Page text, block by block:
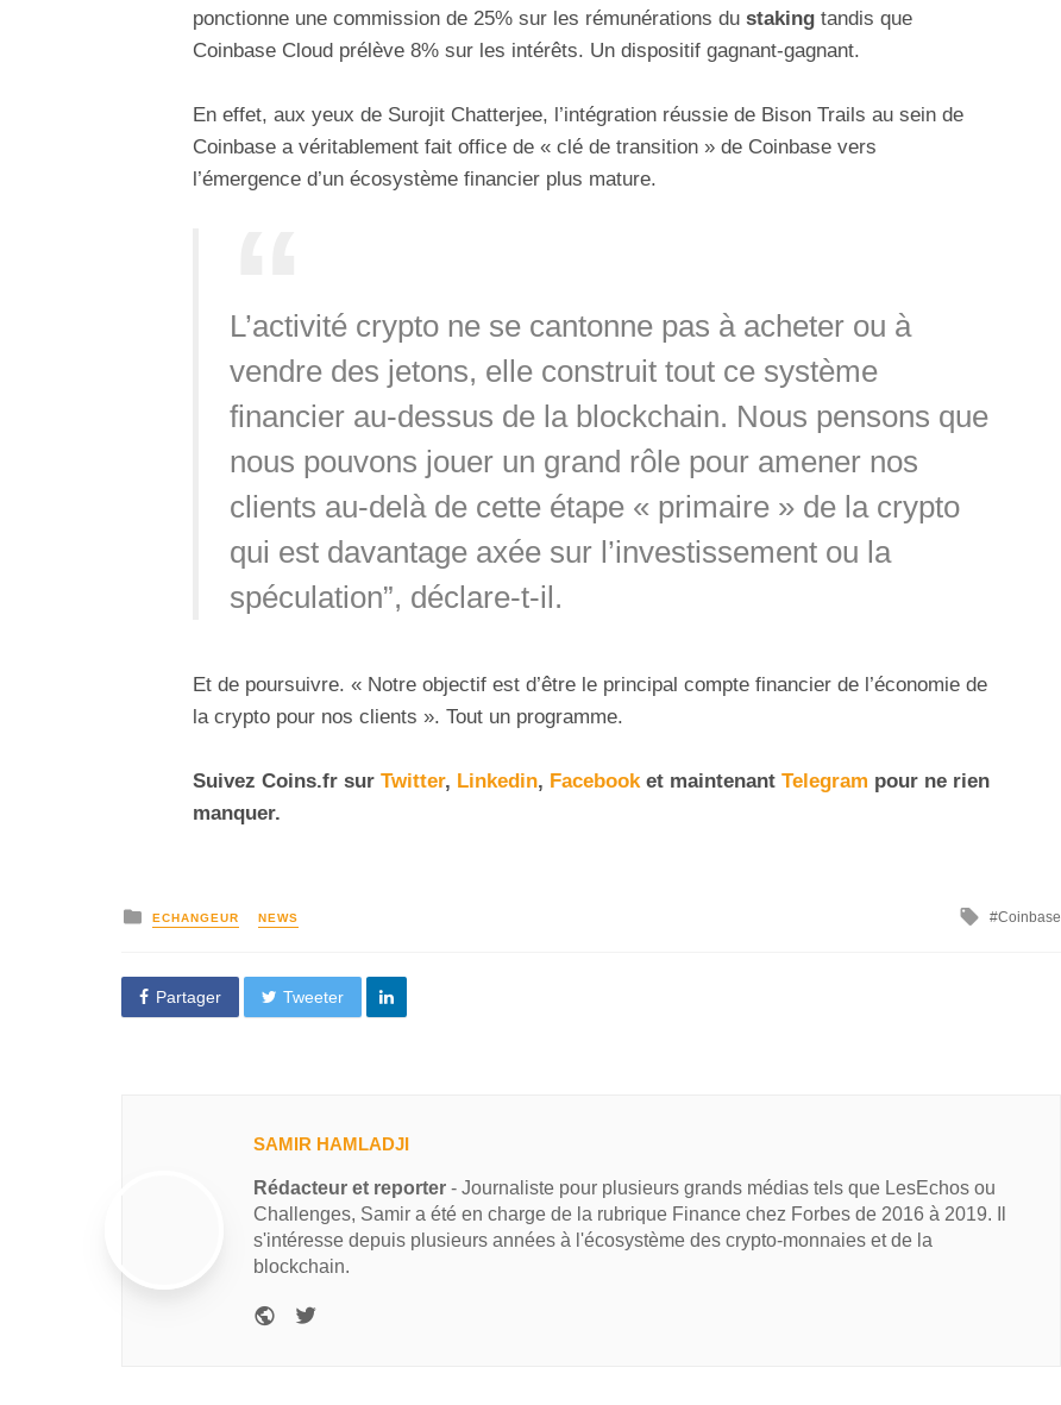
ponctionne une commission de 25% sur les rémunérations du staking tandis que
Coinbase Cloud prélève 8% sur les intérêts. Un dispositif gagnant-gagnant.
En effet, aux yeux de Surojit Chatterjee, l’intégration réussie de Bison Trails au sein de
Coinbase a véritablement fait office de « clé de transition » de Coinbase vers
l’émergence d’un écosystème financier plus mature.
L’activité crypto ne se cantonne pas à acheter ou à
vendre des jetons, elle construit tout ce système
financier au-dessus de la blockchain. Nous pensons que
nous pouvons jouer un grand rôle pour amener nos
clients au-delà de cette étape « primaire » de la crypto
qui est davantage axée sur l’investissement ou la
spéculation”, déclare-t-il.
Et de poursuivre. « Notre objectif est d’être le principal compte financier de l’économie de
la crypto pour nos clients ». Tout un programme.
Suivez Coins.fr sur Twitter, Linkedin, Facebooket maintenant Telegram pour ne rien
manquer.
ECHANGEUR NEWS Coinbase
Partager Tweeter
SAMIR HAMLADJI
Rédacteur et reporter - Journaliste pour plusieurs grands médias tels que LesEchos ou
Challenges, Samir a été en charge de la rubrique Finance chez Forbes de 2016 à 2019. Il
s'intéresse depuis plusieurs années à l'écosystème des crypto-monnaies et de la
blockchain.